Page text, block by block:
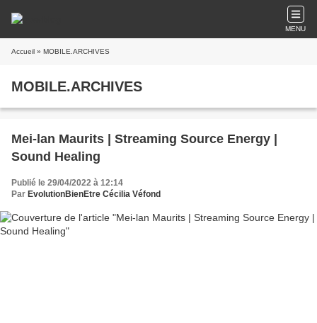
MENU
Accueil » MOBILE.ARCHIVES
MOBILE.ARCHIVES
Mei-lan Maurits | Streaming Source Energy |
Sound Healing
Publié le 29/04/2022 à 12:14
Par EvolutionBienEtre Cécilia Véfond